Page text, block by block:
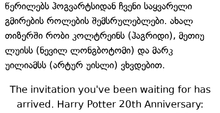
წერილებს ჰოგვარტსიდან ჩვენი საყვარელი
გმირების როლების შემსრულებლები. ახალ
თიზერში რობი კოლტრეინს (ჰაგრიდი), მეთიუ
ლუისს (ნევილ ლონგბოტომი) და მარკ
უილიამსს (არტურ უისლი) ვხვდებით.
The invitation you've been waiting for has
arrived. Harry Potter 20th Anniversary: